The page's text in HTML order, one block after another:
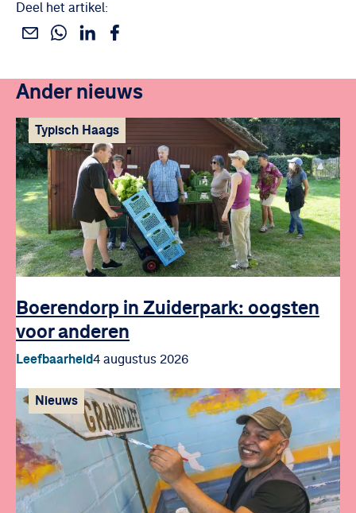
Wijzig cookie instellingen
Deel het artikel:
Deel dit via e-mail
Deel dit via WhatsApp
Deel dit via Linkedin
Deel dit via Facebook
Ander nieuws
Boerendorp in Zuiderpark: oogsten
voor anderen
Leefbaarheid4 augustus 2026
Typisch Haags
Nieuws